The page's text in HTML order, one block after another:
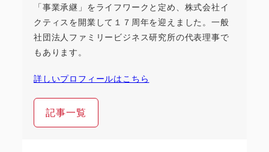
「事業承継」をライフワークと定め、株式会社イ
クティスを開業して１７周年を迎えました。一般
社団法人ファミリービジネス研究所の代表理事で
もあります。
詳しいプロフィールはこちら
記事一覧